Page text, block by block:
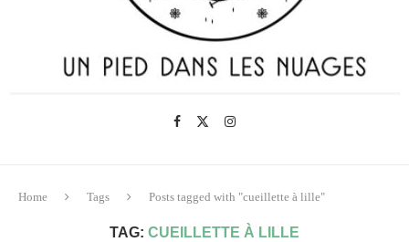
Home Tags Posts tagged with "cueillette à lille"
TAG: CUEILLETTE À LILLE